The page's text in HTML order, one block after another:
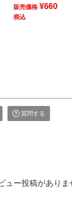
販売価格 ¥660
税込
質問する
ュー投稿がありま